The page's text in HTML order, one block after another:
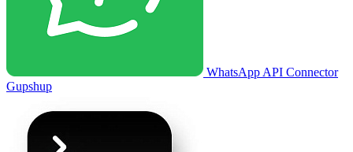
WhatsApp API Connector
Gupshup